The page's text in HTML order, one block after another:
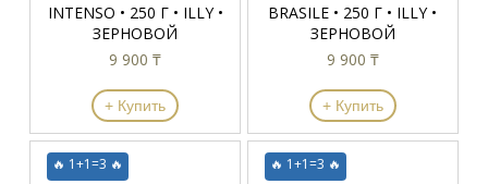
INTENSO • 250 Г • ILLY •
ЗЕРНОВОЙ
9 900 ₸
+ Купить
BRASILE • 250 Г • ILLY •
ЗЕРНОВОЙ
9 900 ₸
+ Купить
🔥 1+1=3 🔥 🔥 1+1=3 🔥